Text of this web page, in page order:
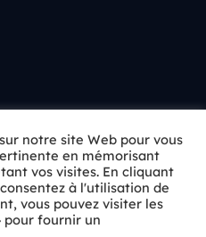
droits réservés.
notre site Web pour vous
en mémorisant
vos visites. En cliquant
à l'utilisation de
vous pouvez visiter les
pour fournir un